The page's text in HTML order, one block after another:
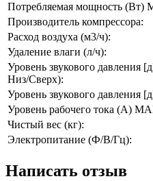
Потребляемая мощность (Вт)
Производитель компрессора:
Расход воздуха (м3/ч):
Удаление влаги (л/ч):
Уровень звукового давления
Низ/Сверх):
Уровень звукового давления
Уровень рабочего тока (А)
Чистый вес (кг):
Электропитание (Ф/В/Гц):
Написать отзыв